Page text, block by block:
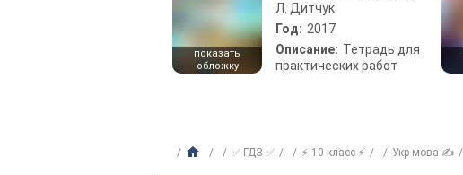
показать
обложку
Л. Дитчук
Год: 2017
Описание: Тетрадь для
практических работ
✅ ГДЗ ✅ ⚡ 10 класс ⚡ Укр мова ✍